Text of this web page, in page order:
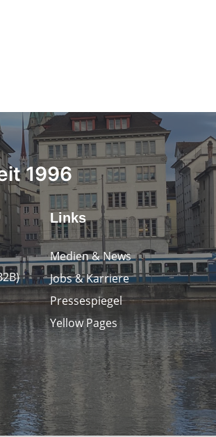
1996
Links
Medien & News
Jobs & Karriere
Pressespiegel
Yellow Pages